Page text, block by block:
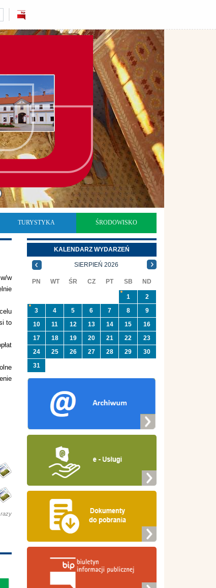
TURYSTYKA ŚRODOWISKO
w
to
razy
KALENDARZ WYDARZEŃ
SIERPIEŃ 2026
PN WT ŚR CZ PT SB ND
1
2
3
4 5 6 7 8
9
10
11 12 13 14 15
16
17
18 19 20 21 22
23
24
25 26 27 28 29
30
31